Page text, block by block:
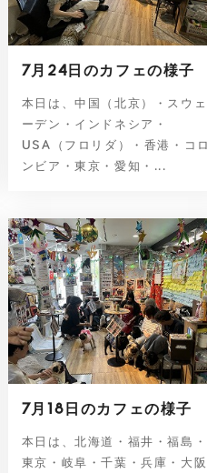
7月24日のカフェの様子
本日は、中国（北京）・スウェ
ーデン・インドネシア・
USA（フロリダ）・香港・コロ
ンビア・東京・愛知・...
7月18日のカフェの様子
本日は、北海道・福井・福島・
東京・岐阜・千葉・兵庫・大阪